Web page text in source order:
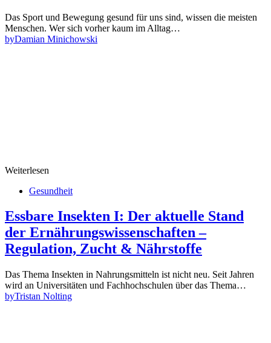
Das Sport und Bewegung gesund für uns sind, wissen die meisten
Menschen. Wer sich vorher kaum im Alltag…
byDamian Minichowski
Weiterlesen
Gesundheit
Essbare Insekten I: Der aktuelle Stand
der Ernährungswissenschaften –
Regulation, Zucht & Nährstoffe
Das Thema Insekten in Nahrungsmitteln ist nicht neu. Seit Jahren
wird an Universitäten und Fachhochschulen über das Thema…
byTristan Nolting